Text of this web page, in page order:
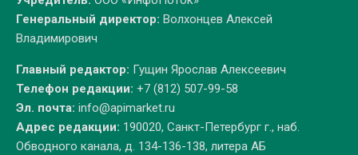
Генеральный директор: Волхонцев Алексей
Владимирович
Главный редактор: Гущин Ярослав Алексеевич
Телефон редакции: +7 (812) 507-99-58
Эл. почта: info@apimarket.ru
Адрес редакции: 190020, Санкт-Петербург г., наб.
Обводного канала, д. 134-136-138, литера АБ